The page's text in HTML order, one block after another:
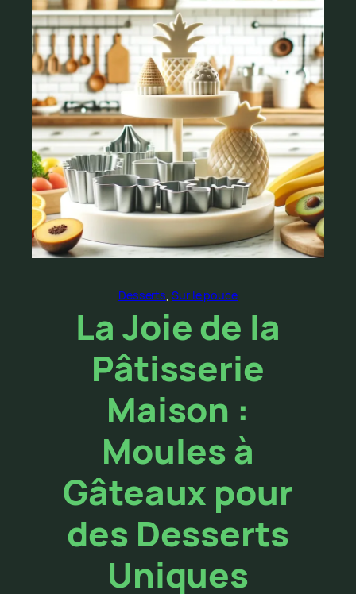
Desserts , Sur le pouce
La Joie de la
Pâtisserie
Maison :
Moules à
Gâteaux pour
des Desserts
Uniques